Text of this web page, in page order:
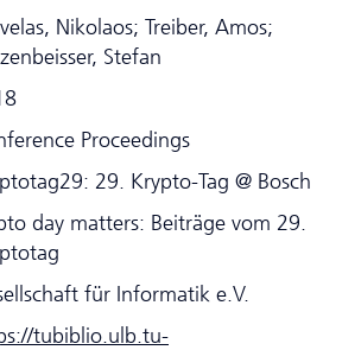
Nikolaos; Treiber, Amos;
Stefan
Proceedings
29. Krypto-Tag @ Bosch
day matters: Beiträge vom 29.
für Informatik e.V.
tubiblio.ulb.tu-